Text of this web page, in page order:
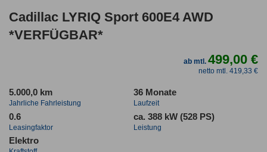
Cadillac LYRIQ Sport 600E4 AWD
*VERFÜGBAR*
ab mtl.499,00 €
netto mtl. 419,33 €
5.000,0 km
Jahrliche Fahrleistung
36 Monate
Laufzeit
0.6
Leasingfaktor
ca. 388 kW (528 PS)
Leistung
Elektro